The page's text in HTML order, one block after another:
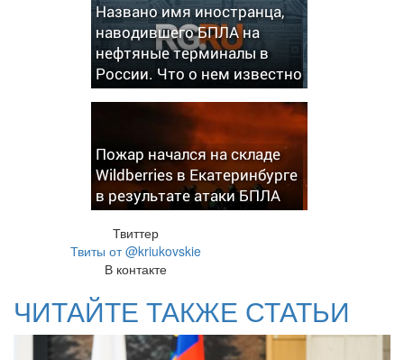
Названо имя иностранца,
наводившего БПЛА на
нефтяные терминалы в
России. Что о нем известно
Пожар начался на складе
Wildberries в Екатеринбурге
в результате атаки БПЛА
Твиттер
Твиты от @kriukovskie
В контакте
ЧИТАЙТЕ ТАКЖЕ СТАТЬИ